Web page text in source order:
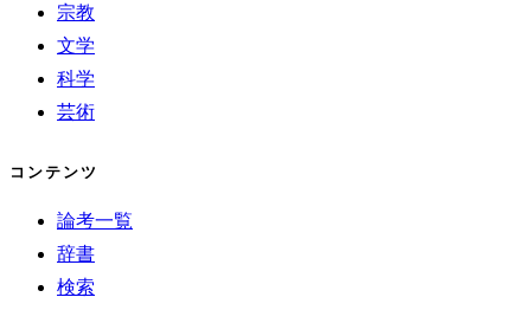
宗教
文学
科学
芸術
コンテンツ
論考一覧
辞書
検索